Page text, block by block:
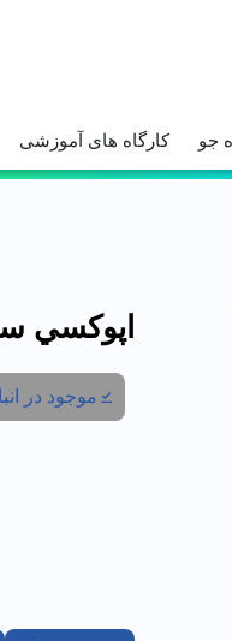
جو کارگاه های آموزشی
اپوكسي
موجود در